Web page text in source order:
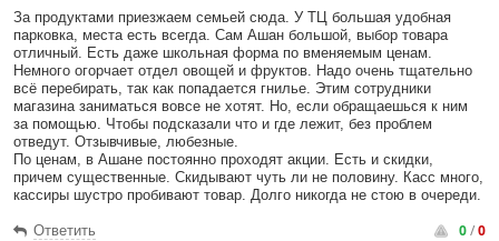
За продуктами приезжаем семьей сюда. У ТЦ большая удобная
парковка, места есть всегда. Сам Ашан большой, выбор товара
отличный. Есть даже школьная форма по вменяемым ценам.
Немного огорчает отдел овощей и фруктов. Надо очень тщательно
всё перебирать, так как попадается гнилье. Этим сотрудники
магазина заниматься вовсе не хотят. Но, если обращаешься к ним
за помощью. Чтобы подсказали что и где лежит, без проблем
отведут. Отзывчивые, любезные.
По ценам, в Ашане постоянно проходят акции. Есть и скидки,
причем существенные. Скидывают чуть ли не половину. Касс много,
кассиры шустро пробивают товар. Долго никогда не стою в очереди.
Ответить 0/0